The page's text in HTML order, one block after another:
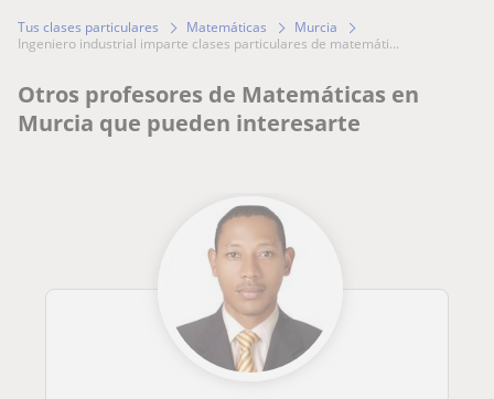
Tus clases particulares Matemáticas
Murcia
ingeniero industrial imparte clases particulares de matemáti...
Otros profesores de Matemáticas en
Murcia que pueden interesarte